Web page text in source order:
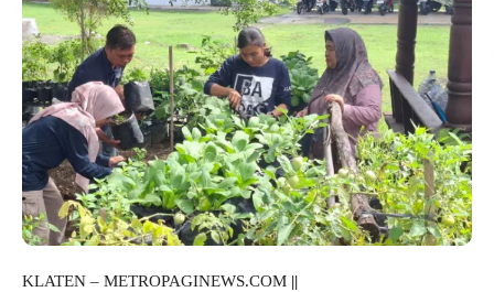
KLATEN – METROPAGINEWS.COM ||